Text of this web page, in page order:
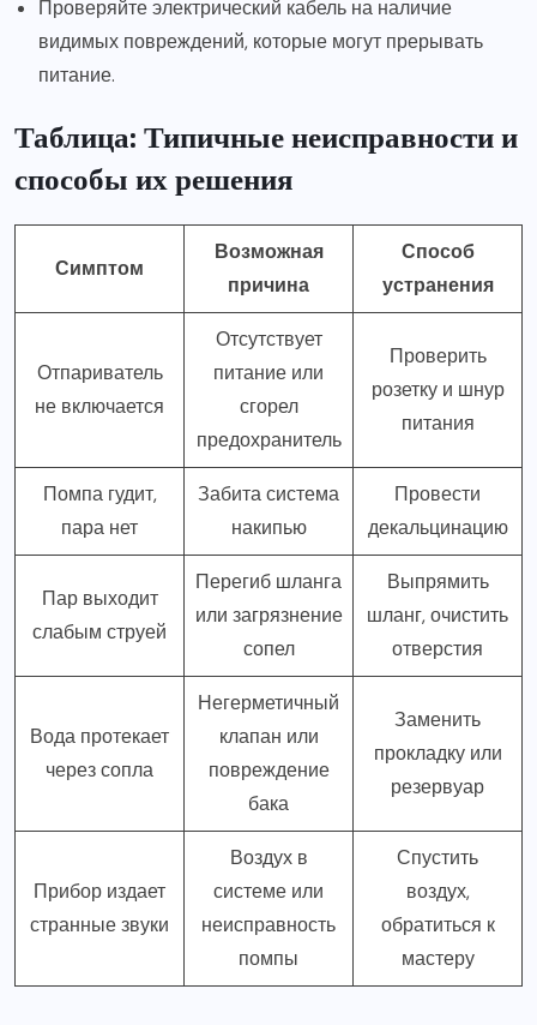
Проверяйте электрический кабель на наличие
видимых повреждений, которые могут прерывать
питание.
Таблица: Типичные неисправности и
способы их решения
Симптом
Возможная
причина
Способ
устранения
Отпариватель
не включается
Отсутствует
питание или
сгорел
предохранитель
Проверить
розетку и шнур
питания
Помпа гудит,
пара нет
Забита система
накипью
Провести
декальцинацию
Пар выходит
слабым струей
Перегиб шланга
или загрязнение
сопел
Выпрямить
шланг, очистить
отверстия
Вода протекает
через сопла
Негерметичный
клапан или
повреждение
бака
Заменить
прокладку или
резервуар
Прибор издает
странные звуки
Воздух в
системе или
неисправность
помпы
Спустить
воздух,
обратиться к
мастеру